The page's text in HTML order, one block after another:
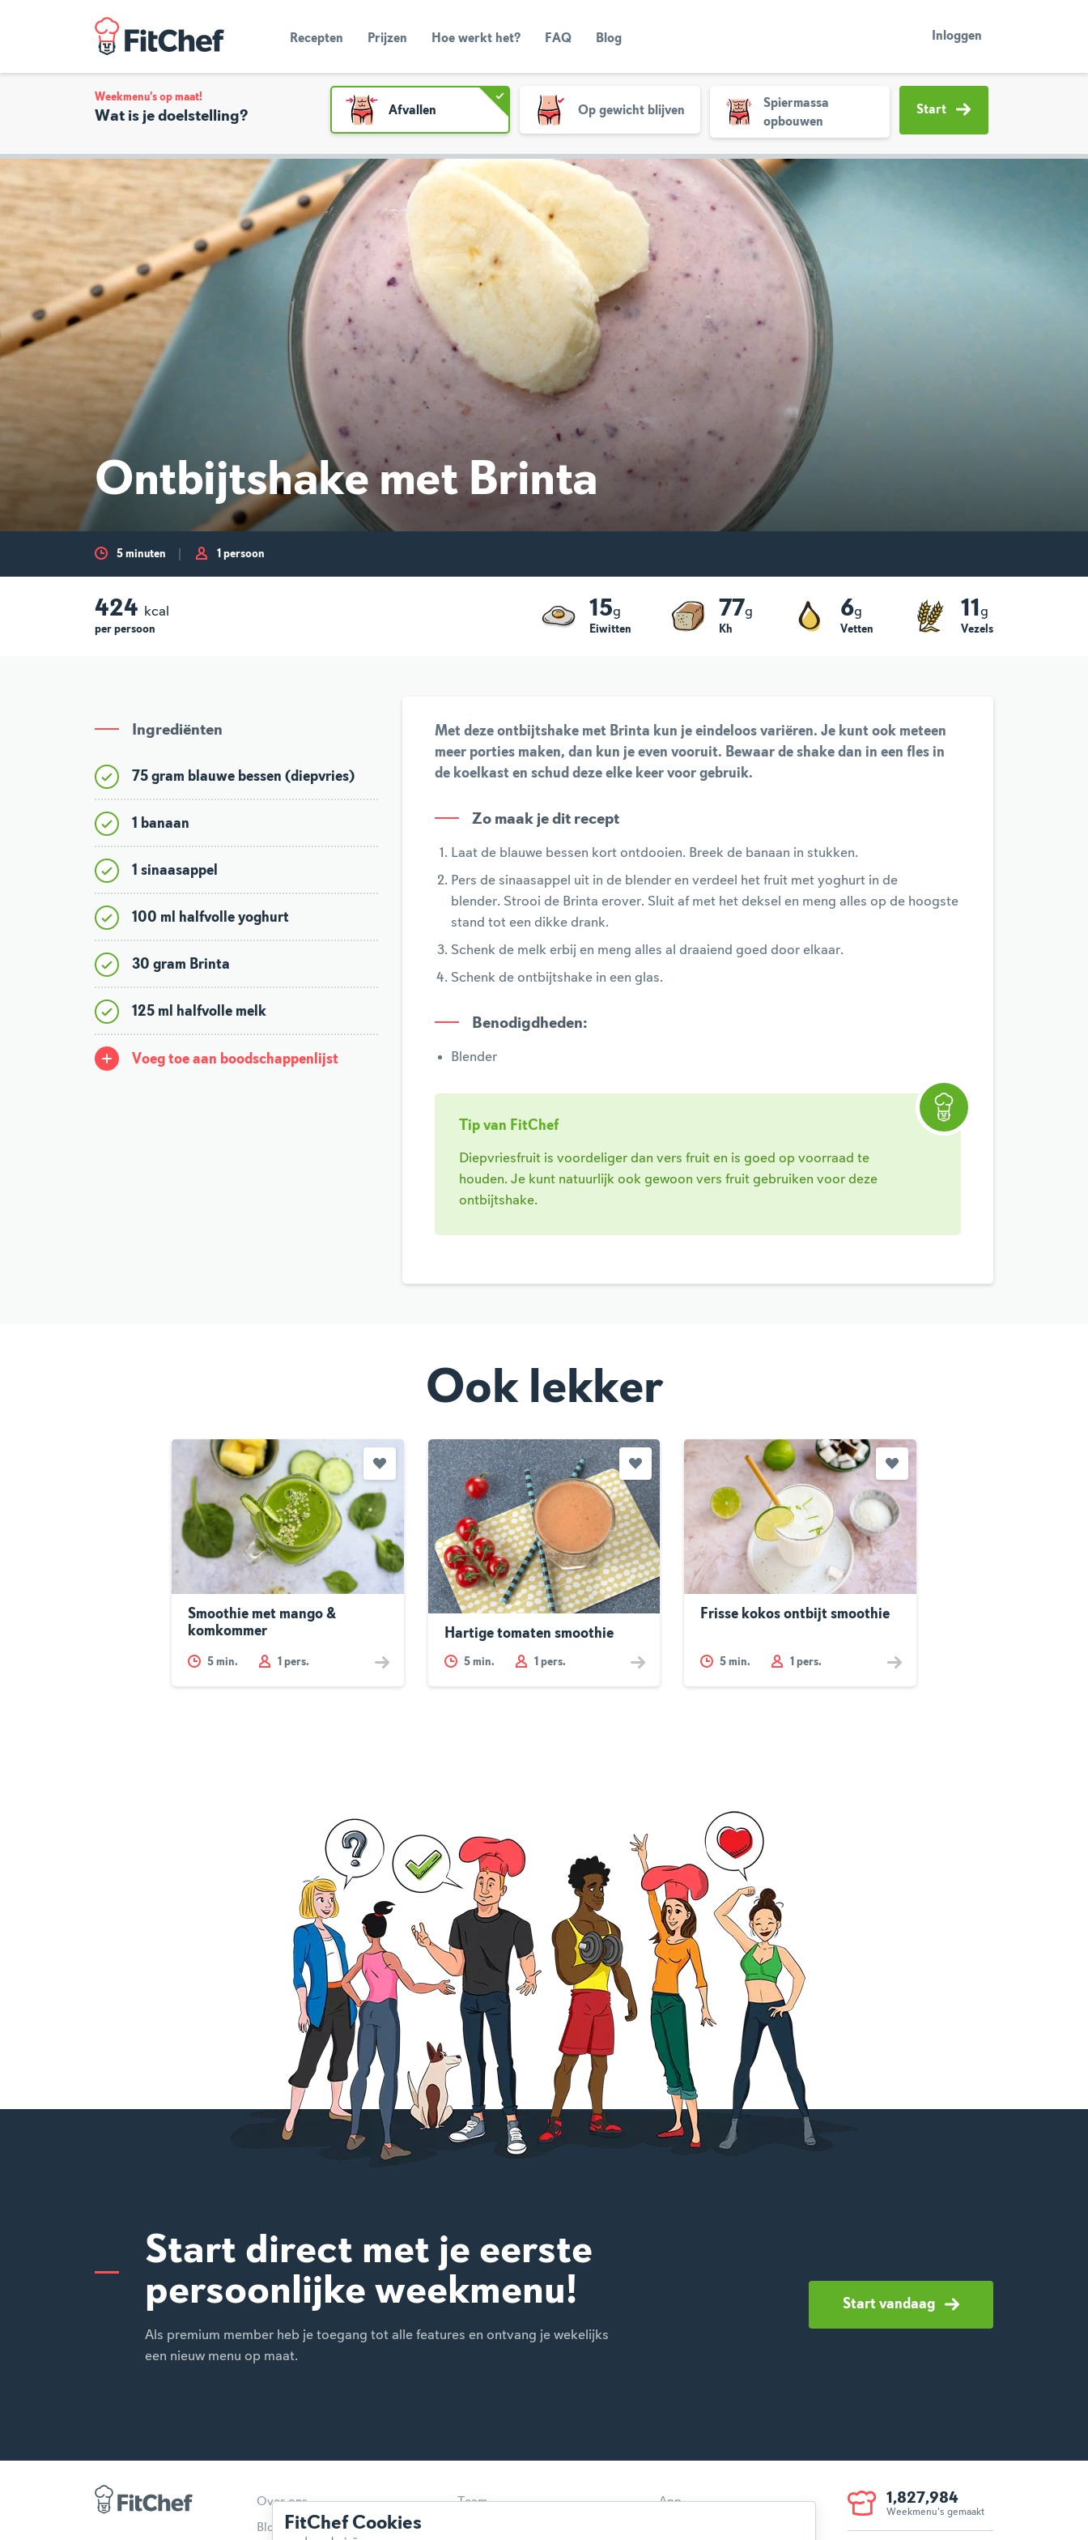
Recepten Prijzen Hoe werkt het? FAQ Blog Inloggen
Weekmenu's op maat!
Wat is je doelstelling? Afvallen Op gewicht blijven
Spiermassa
opbouwen
Start
Ontbijtshake met Brinta
5 minuten 1 persoon
424 kcal
per persoon
15g
Eiwitten
77g
Kh
6g
Vetten
11g
Vezels
Ingrediënten
75 gram blauwe bessen (diepvries)
1 banaan
1 sinaasappel
100 ml halfvolle yoghurt
30 gram Brinta
125 ml halfvolle melk
Voeg toe aan boodschappenlijst
Met deze ontbijtshake met Brinta kun je eindeloos variëren. Je kunt ook meteen
meer porties maken, dan kun je even vooruit. Bewaar de shake dan in een fles in
de koelkast en schud deze elke keer voor gebruik.
Zo maak je dit recept
Laat de blauwe bessen kort ontdooien. Breek de banaan in stukken.
Pers de sinaasappel uit in de blender en verdeel het fruit met yoghurt in de
blender. Strooi de Brinta erover. Sluit af met het deksel en meng alles op de hoogste
stand tot een dikke drank.
Schenk de melk erbij en meng alles al draaiend goed door elkaar.
Schenk de ontbijtshake in een glas.
Benodigdheden:
Blender
Tip van FitChef
Diepvriesfruit is voordeliger dan vers fruit en is goed op voorraad te
houden. Je kunt natuurlijk ook gewoon vers fruit gebruiken voor deze
ontbijtshake.
Ook lekker
Smoothie met mango &
komkommer
5 min. 1 pers.
Hartige tomaten smoothie
5min. 1 pers.
Frisse kokos ontbijt smoothie
5 min. 1 pers.
Start direct met je eerste
persoonlijke weekmenu!
Als premium member heb je toegang tot alle features en ontvang je wekelijks
een nieuw menu op maat.
Start vandaag
Over ons Team
App
Blog
1,827,984
Weekmenu's gemaakt
FitChef Cookies